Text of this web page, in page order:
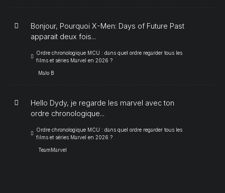
Bonjour, Pourquoi X-Men: Days of Future Past
apparait deux fois...
Ordre chronologique MCU : dans quel ordre regarder tous les
films et séries Marvel en 2026 ?
Malo B
Hello Dydy, je regarde les marvel avec ton
ordre chronologique...
Ordre chronologique MCU : dans quel ordre regarder tous les
films et séries Marvel en 2026 ?
TeamMarvel